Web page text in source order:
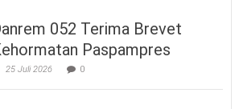
052 Terima Brevet
Paspampres
25 Juli 2026 0